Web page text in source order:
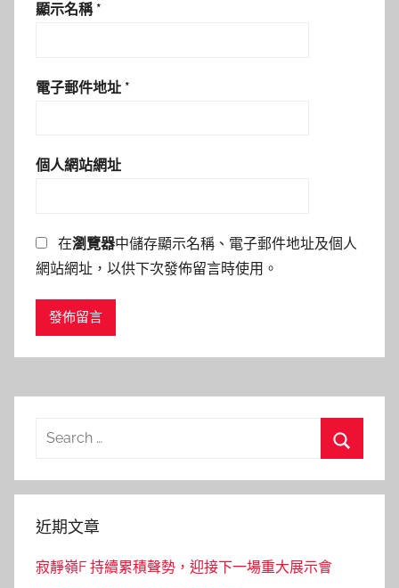
顯示名稱 *
電子郵件地址 *
個人網站網址
在瀏覽器中儲存顯示名稱、電子郵件地址及個人
網站網址，以供下次發佈留言時使用。
Search
近期文章
寂靜嶺F 持續累積聲勢，迎接下一場重大展示會